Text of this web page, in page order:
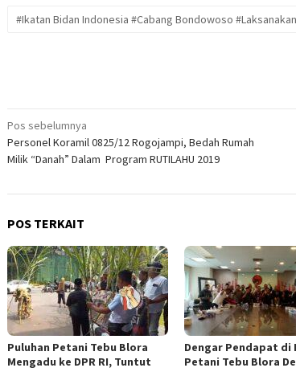
#Ikatan Bidan Indonesia #Cabang Bondowoso
Navigasi
pos
Pos sebelumnya
Personel Koramil 0825/12 Rogojampi, Bedah Rumah
Milik “Danah” Dalam Program RUTILAHU 2019
POS TERKAIT
Puluhan Petani Tebu Blora
Mengadu ke DPR RI, Tuntut
Dengar Pendapat di
Petani Tebu Blora